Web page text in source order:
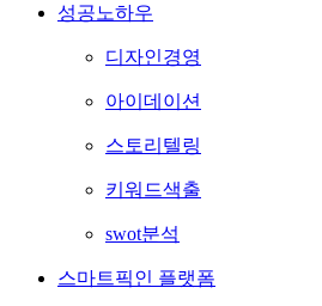
성공노하우
디자인경영
아이데이션
스토리텔링
키워드색출
swot분석
스마트픽인 플랫폼